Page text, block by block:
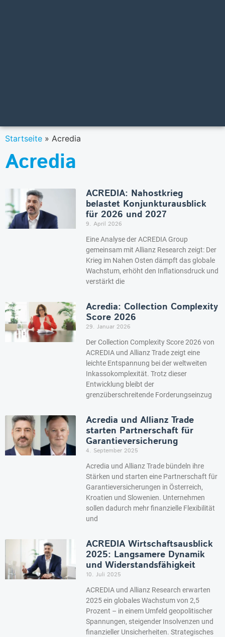
Startseite » Acredia
Acredia
ACREDIA: Nahostkrieg
belastet Konjunkturausblick
für 2026 und 2027
9. April 2026
Eine Analyse der ACREDIA Group
gemeinsam mit Allianz Research zeigt: Der
Krieg im Nahen Osten dämpft das globale
Wachstum, erhöht den Inflationsdruck und
verstärkt die
Acredia: Collection Complexity
Score 2026
29. Januar 2026
Der Collection Complexity Score 2026 von
ACREDIA und Allianz Trade zeigt eine
leichte Entspannung bei der weltweiten
Inkassokomplexität. Trotz dieser
Entwicklung bleibt der
grenzüberschreitende Forderungseinzug
Acredia und Allianz Trade
starten Partnerschaft für
Garantieversicherung
4. September 2025
Acredia und Allianz Trade bündeln ihre
Stärken und starten eine Partnerschaft für
Garantieversicherungen in Österreich,
Kroatien und Slowenien. Unternehmen
sollen dadurch mehr finanzielle Flexibilität
und
ACREDIA Wirtschaftsausblick
2025: Langsamere Dynamik
und Widerstandsfähigkeit
10. Juli 2025
ACREDIA und Allianz Research erwarten
2025 ein globales Wachstum von 2,5
Prozent – in einem Umfeld geopolitischer
Spannungen, steigender Insolvenzen und
finanzieller Unsicherheiten. Strategisches